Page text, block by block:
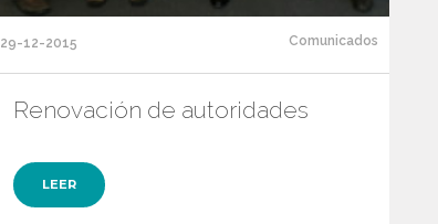
29-12-2015 Comunicados
Renovación de autoridades
LEER